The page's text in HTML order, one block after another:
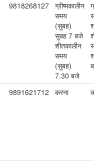
9818268127 ग्रीष्मकालीन
समय
(सुबह)
सुबह 7 बजे
शीतकालीन
समय
(सुबह)
7.30 बजे
9891621712 करना